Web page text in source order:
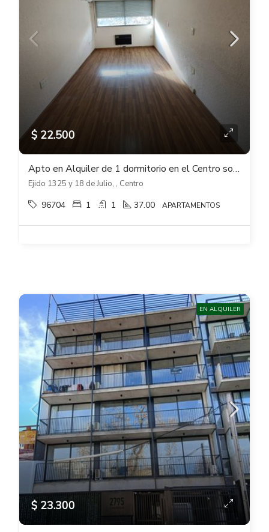
$ 22.500
Apto en Alquiler de 1 dormitorio en el Centro sobre Ejido esq 18 de Julio
Ejido 1325 y 18 de Julio, , Centro
96704 1 1 37.00 APARTAMENTOS
EN ALQUILER
$ 23.300